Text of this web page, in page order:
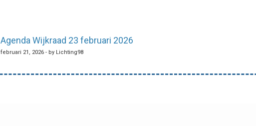
Agenda Wijkraad 23 februari 2026
februari 21, 2026 - by Lichting98